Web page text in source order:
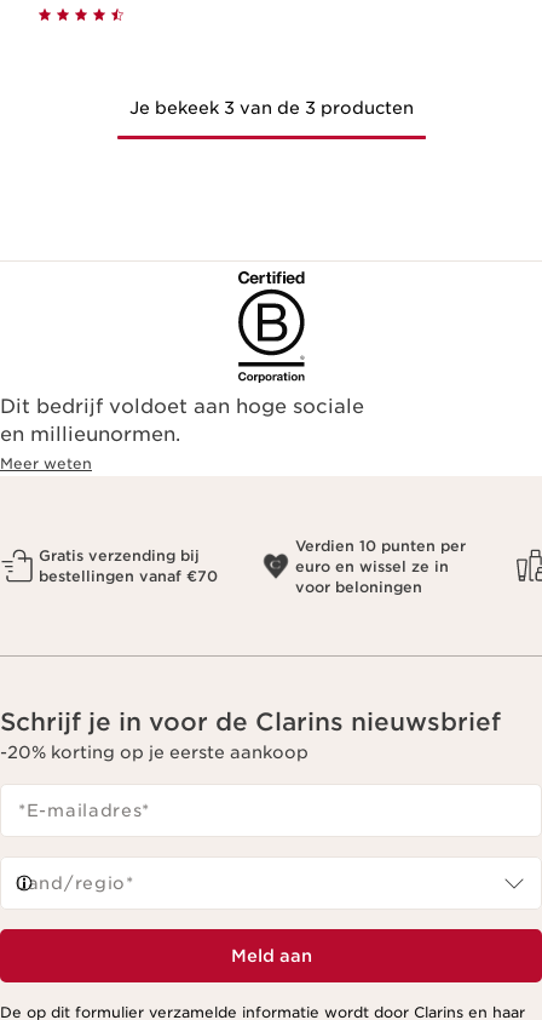
Je bekeek 3 van de 3 producten
Dit bedrijf voldoet aan hoge sociale
en millieunormen.
Meer weten
Gratis verzending bij
bestellingen vanaf €70
Verdien 10 punten per
euro en wissel ze in
voor beloningen
Schrijf je in voor de Clarins nieuwsbrief
-20% korting op je eerste aankoop
*E-mailadres*
Land/regio*
Meld aan
De op dit formulier verzamelde informatie wordt door Clarins en haar